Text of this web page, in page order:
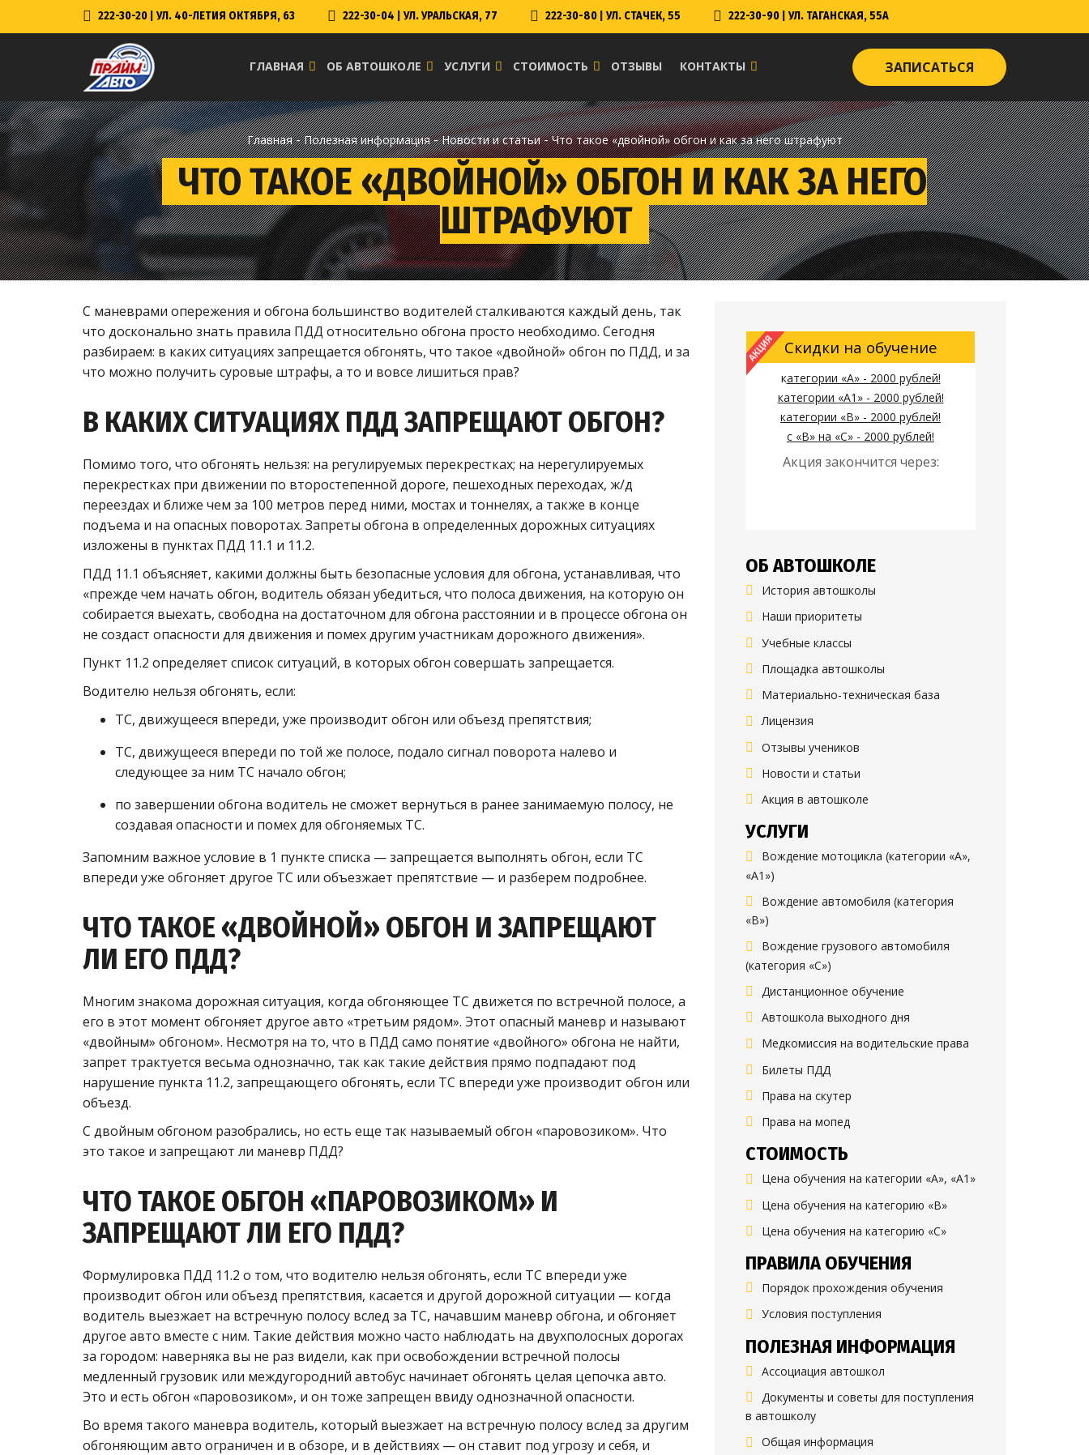
222-30-20 УЛ. 40-ЛЕТИЯ ОКТЯБРЯ, 63 222-30-04 УЛ. УРАЛЬСКАЯ, 77 222-30-80 УЛ. СТАЧЕК, 55 222-30-90 УЛ. ТАГАНСКАЯ, 55А
ГЛАВНАЯ ОБ АВТОШКОЛЕ УСЛУГИ СТОИМОСТЬ ОТЗЫВЫ КОНТАКТЫ ЗАПИСАТЬСЯ
Главная-Полезная информация-Новости и статьи-Что такое «двойной» обгон и как за него штрафуют
ЧТО ТАКОЕ «ДВОЙНОЙ» ОБГОН И КАК ЗА НЕГО
ШТРАФУЮТ
С маневрами опережения и обгона большинство водителей сталкиваются каждый день, так
что досконально знать правила ПДД относительно обгона просто необходимо. Сегодня
разбираем: в каких ситуациях запрещается обгонять, что такое «двойной» обгон по ПДД, и за
что можно получить суровые штрафы, а то и вовсе лишиться прав?
В КАКИХ СИТУАЦИЯХ ПДД ЗАПРЕЩАЮТ ОБГОН?
Помимо того, что обгонять нельзя: на регулируемых перекрестках; на нерегулируемых
перекрестках при движении по второстепенной дороге, пешеходных переходах, ж/д
переездах и ближе чем за 100 метров перед ними, мостах и тоннелях, а также в конце
подъема и на опасных поворотах. Запреты обгона в определенных дорожных ситуациях
изложены в пунктах ПДД 11.1 и 11.2.
ПДД 11.1 объясняет, какими должны быть безопасные условия для обгона, устанавливая, что
«прежде чем начать обгон, водитель обязан убедиться, что полоса движения, на которую он
собирается выехать, свободна на достаточном для обгона расстоянии и в процессе обгона он
не создаст опасности для движения и помех другим участникам дорожного движения».
Пункт 11.2 определяет список ситуаций, в которых обгон совершать запрещается.
Водителю нельзя обгонять, если:
ТС, движущееся впереди, уже производит обгон или объезд препятствия;
ТС, движущееся впереди по той же полосе, подало сигнал поворота налево и
следующее за ним ТС начало обгон;
по завершении обгона водитель не сможет вернуться в ранее занимаемую полосу, не
создавая опасности и помех для обгоняемых ТС.
Запомним важное условие в 1 пункте списка — запрещается выполнять обгон, если ТС
впереди уже обгоняет другое ТС или объезжает препятствие — и разберем подробнее.
ЧТО ТАКОЕ «ДВОЙНОЙ» ОБГОН И ЗАПРЕЩАЮТ
ЛИ ЕГО ПДД?
Многим знакома дорожная ситуация, когда обгоняющее ТС движется по встречной полосе, а
его в этот момент обгоняет другое авто «третьим рядом». Этот опасный маневр и называют
«двойным» обгоном». Несмотря на то, что в ПДД само понятие «двойного» обгона не найти,
запрет трактуется весьма однозначно, так как такие действия прямо подпадают под
нарушение пункта 11.2, запрещающего обгонять, если ТС впереди уже производит обгон или
объезд.
С двойным обгоном разобрались, но есть еще так называемый обгон «паровозиком». Что
это такое и запрещают ли маневр ПДД?
ЧТО ТАКОЕ ОБГОН «ПАРОВОЗИКОМ» И
ЗАПРЕЩАЮТ ЛИ ЕГО ПДД?
Формулировка ПДД 11.2 о том, что водителю нельзя обгонять, если ТС впереди уже
производит обгон или объезд препятствия, касается и другой дорожной ситуации — когда
водитель выезжает на встречную полосу вслед за ТС, начавшим маневр обгона, и обгоняет
другое авто вместе с ним. Такие действия можно часто наблюдать на двухполосных дорогах
за городом: наверняка вы не раз видели, как при освобождении встречной полосы
медленный грузовик или междугородний автобус начинает обгонять целая цепочка авто.
Это и есть обгон «паровозиком», и он тоже запрещен ввиду однозначной опасности.
Во время такого маневра водитель, который выезжает на встречную полосу вслед за другим
обгоняющим авто ограничен и в обзоре, и в действиях — он ставит под угрозу и себя, и
Скидки на обучение
категории «А» - 2000 рублей!
категории «А1» - 2000 рублей!
категории «B» - 2000 рублей!
с «B» на «C» - 2000 рублей!
Акция закончится через:
ОБ АВТОШКОЛЕ
История автошколы
Наши приоритеты
Учебные классы
Площадка автошколы
Материально-техническая база
Лицензия
Отзывы учеников
Новости и статьи
Акция в автошколе
УСЛУГИ
Вождение мотоцикла (категории «А»,
«А1»)
Вождение автомобиля (категория
«B»)
Вождение грузового автомобиля
(категория «C»)
Дистанционное обучение
Автошкола выходного дня
Медкомиссия на водительские права
Билеты ПДД
Права на скутер
Права на мопед
СТОИМОСТЬ
Цена обучения на категории «А», «А1»
Цена обучения на категорию «B»
Цена обучения на категорию «C»
ПРАВИЛА ОБУЧЕНИЯ
Порядок прохождения обучения
Условия поступления
ПОЛЕЗНАЯ ИНФОРМАЦИЯ
Ассоциация автошкол
Документы и советы для поступления
в автошколу
Общая информация